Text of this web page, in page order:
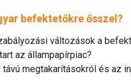
befektetőkre ősszel?
változások a
az állampapírpiac?
megtakarításokról és az